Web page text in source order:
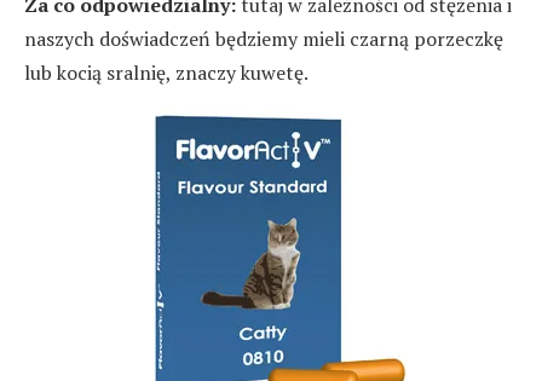
naszych doświadczeń będziemy mieli czarną porzeczkę
lub kocią sralnię, znaczy kuwetę.